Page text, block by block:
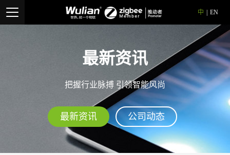
中 EN
最新资讯
把握行业脉搏 引领智能风尚
最新资讯 公司动态